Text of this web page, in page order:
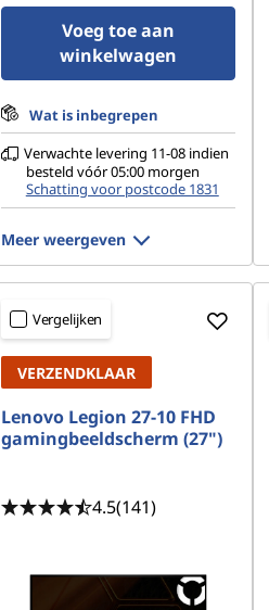
Voeg toe aan
winkelwagen
Wat is inbegrepen
Verwachte levering 11-08 indien
besteld vóór 05:00 morgen
Schatting voor postcode 1831
Meer weergeven
Vergelijken
VERZENDKLAAR
Lenovo Legion 27-10 FHD
gamingbeeldscherm (27")
4.5(141)